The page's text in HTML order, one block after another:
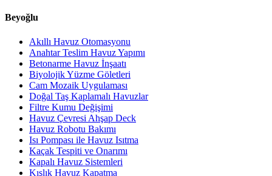
Beyoğlu
Akıllı Havuz Otomasyonu
Anahtar Teslim Havuz Yapımı
Betonarme Havuz İnşaatı
Biyolojik Yüzme Göletleri
Cam Mozaik Uygulaması
Doğal Taş Kaplamalı Havuzlar
Filtre Kumu Değişimi
Havuz Çevresi Ahşap Deck
Havuz Robotu Bakımı
Isı Pompası ile Havuz Isıtma
Kaçak Tespiti ve Onarımı
Kapalı Havuz Sistemleri
Kışlık Havuz Kapatma